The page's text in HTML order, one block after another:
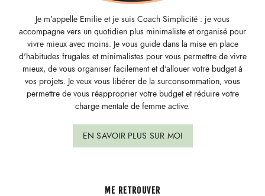
Je m'appelle Emilie et je suis Coach Simplicité : je vous
accompagne vers un quotidien plus minimaliste et organisé pour
vivre mieux avec moins. Je vous guide dans la mise en place
d'habitudes frugales et minimalistes pour vous permettre de vivre
mieux, de vous organiser facilement et d'allouer votre budget à
vos projets. Je veux vous libérer de la surconsommation, vous
permettre de vous réapproprier votre budget et réduire votre
charge mentale de femme active.
EN SAVOIR PLUS SUR MOI
ME RETROUVER